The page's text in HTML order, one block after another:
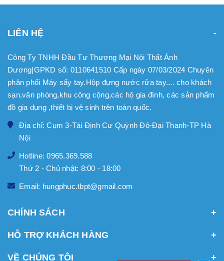
LIÊN HỆ
Công Ty TNHH Đầu Tư Thương Mại Nội Thất Ánh
Dương|GPKD số: 0110641510 Cấp ngày 07/03/2024 Chuyên
phân phối Máy sấy tay.Hộp đựng nước rửa tay.... cho khách
sạn,văn phòng,khu công cộng,các hộ gia đình, các sản phẩm
đồ gia dụng ,thiết bị vệ sinh trên toàn quốc.
Địa chỉ: Cụm 3-Tái Định Cư Quỳnh Đô-Đại Thanh-TP Hà
Nội
Hotline: 0965.369.588
Thứ 2 - Chủ nhật: 8:00 - 18:00
Email: hungphuc.tbpt@gmail.com
CHÍNH SÁCH
HỖ TRỢ KHÁCH HÀNG
VỀ CHÚNG TÔI